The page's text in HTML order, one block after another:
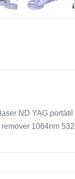
ND YAG
1064nm